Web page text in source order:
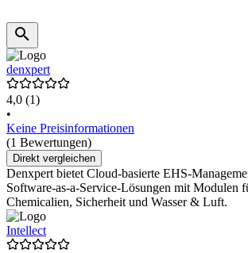
denxpert
4,0 (1)
•
Keine Preisinformationen
(1 Bewertungen)
Direkt vergleichen
Denxpert bietet Cloud-basierte EHS-
Software-as-a-Service-Lösungen mit Modulen
Chemicalien, Sicherheit und Wasser & Luft.
Intellect